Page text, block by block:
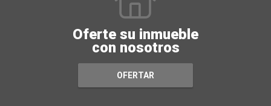
Oferte su inmueble
con nosotros
OFERTAR